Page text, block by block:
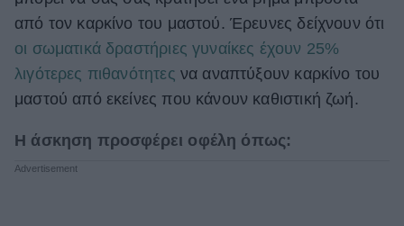
από τον καρκίνο του μαστού. Έρευνες δείχνουν ότι
οι σωματικά δραστήριες γυναίκες έχουν 25%
λιγότερες πιθανότητες να αναπτύξουν καρκίνο του
μαστού από εκείνες που κάνουν καθιστική ζωή.
Η άσκηση προσφέρει οφέλη όπως: